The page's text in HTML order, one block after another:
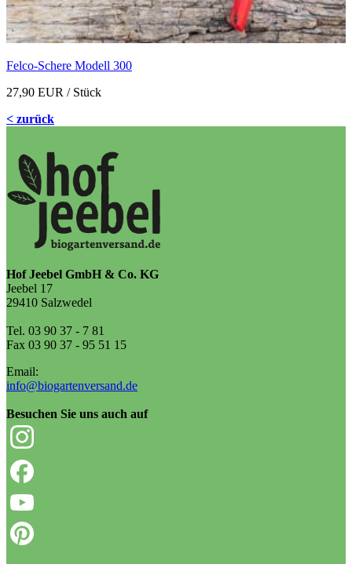
Felco-Schere Modell 300
27,90 EUR / Stück
< zurück
Hof Jeebel GmbH & Co. KG
Jeebel 17
29410 Salzwedel
Tel. 03 90 37 - 7 81
Fax 03 90 37 - 95 51 15
Email:
info@biogartenversand.de
Besuchen Sie uns auch auf